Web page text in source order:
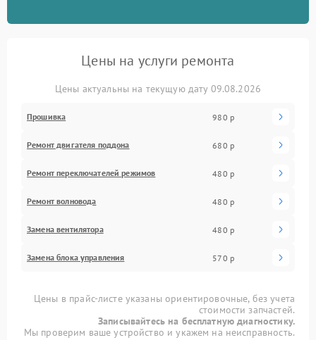
Цены на услуги ремонта
Цены актуальны на текущую дату 09.08.2026
Прошивка 980 р
Ремонт двигателя поддона 680 р
Ремонт переключателей режимов 480 р
Ремонт волновода 480 р
Замена вентилятора 480 р
Замена блока управления 570 р
Цены в прайс-листе указаны ориентировочные, без учета
стоимости запчастей.
Записывайтесь на бесплатную диагностику.
Мы проверим ваше устройство и укажем на неисправность.